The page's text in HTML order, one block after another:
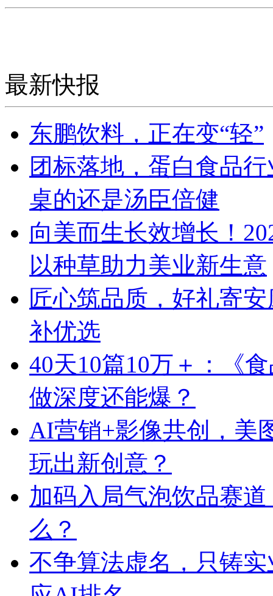
最新快报
东鹏饮料，正在变“轻”
团标落地，蛋白食品
桌的还是汤臣倍健
向美而生长效增长！
以种草助力美业新生意
匠心筑品质，好礼寄
补优选
40天10篇10万＋：《
做深度还能爆？
AI营销+影像共创，美
玩出新创意？
加码入局气泡饮品赛
么？
不争算法虚名，只铸